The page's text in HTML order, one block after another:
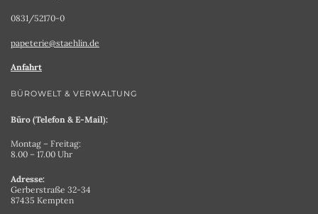
0831/52170-0
papeterie@staehlin.de
Anfahrt
BÜROWELT & VERWALTUNG
Büro (Telefon & E-Mail):
Montag – Freitag:
8.00 – 17.00 Uhr
Adresse:
Gerberstraße 32-34
87435 Kempten